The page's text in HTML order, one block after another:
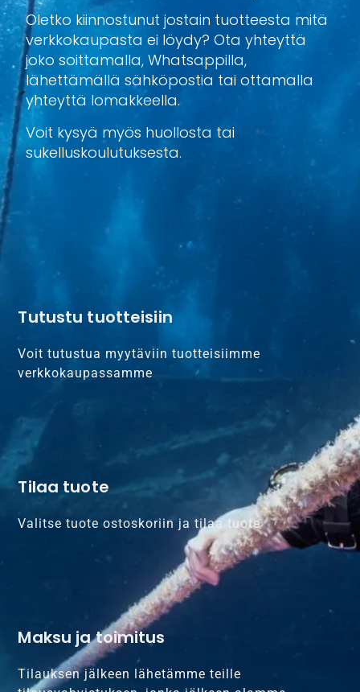
Oletko kiinnostunut jostain tuotteesta mitä
verkkokaupasta ei löydy? Ota yhteyttä
joko soittamalla, Whatsappilla,
lähettämällä sähköpostia tai ottamalla
yhteyttä lomakkeella.
Voit kysyä myös huollosta tai
sukelluskoulutuksesta.
Tutustu tuotteisiin
Voit tutustua myytäviin tuotteisiimme
verkkokaupassamme
Tilaa tuote
Valitse tuote ostoskoriin ja tilaa tuote
Maksu ja toimitus
Tilauksen jälkeen lähetämme teille